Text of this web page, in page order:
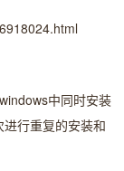
中同时安装
行重复的安装和